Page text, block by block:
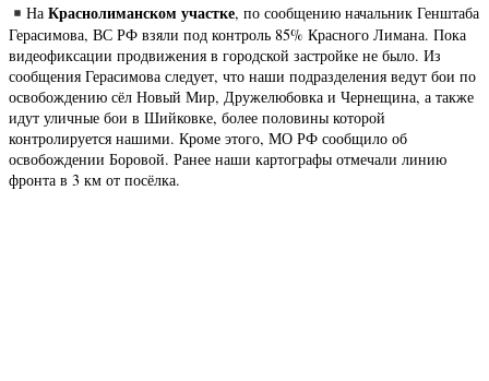
НаКраснолиманском участке, по сообщению начальник Генштаба
Герасимова, ВС РФ взяли под контроль 85% Красного Лимана. Пока
видеофиксации продвижения в городской застройке не было. Из
сообщения Герасимова следует, что наши подразделения ведут бои по
освобождению сёл Новый Мир, Дружелюбовка и Чернещина, а также
идут уличные бои в Шийковке, более половины которой
контролируется нашими. Кроме этого, МО РФ сообщило об
освобождении Боровой. Ранее наши картографы отмечали линию
фронта в 3 км от посёлка.